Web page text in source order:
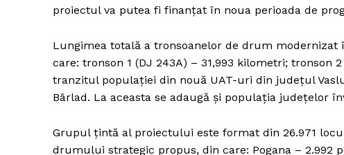
proiectul va putea fi finanțat în noua perioada de
Lungimea totală a tronsoanelor de drum
care: tronson 1 (DJ 243A) – 31,993 kilometri; tronson
tranzitul populației din nouă UAT-uri din județul
Bârlad. La aceasta se adaugă și populația județelor
Grupul țintă al proiectului este format din 26.971
drumului strategic propus, din care: Pogana – 2.992